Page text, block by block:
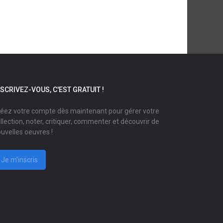
VOUS, C'EST GRATUIT !
votre compte dès maintenant pour gérer votre
noter, critiquer, commenter et découvrir de
oeuvres !
Je m'inscris